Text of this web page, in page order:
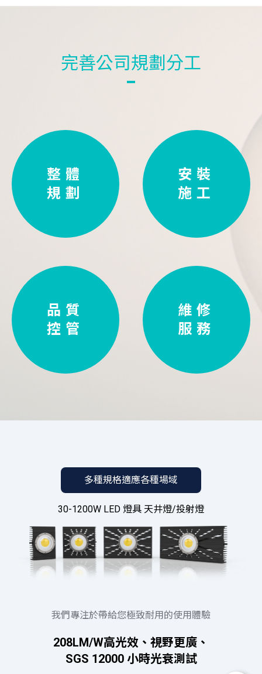
完善公司規劃分工
整體
規劃
安裝
施工
品質
控管
維修
服務
多種規格適應各種場域
30-1200W LED 燈具 天井燈/投射燈
我們專注於帶給您極致耐用的使用體驗
208LM/W高光效、視野更廣、
SGS 12000 小時光衰測試